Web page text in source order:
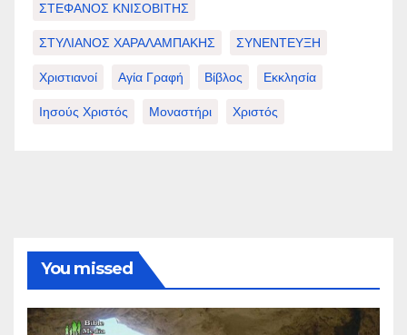
ΣΤΕΦΑΝΟΣ ΚΝΙΣΟΒΙΤΗΣ
ΣΤΥΛΙΑΝΟΣ ΧΑΡΑΛΑΜΠΑΚΗΣ ΣΥΝΕΝΤΕΥΞΗ
Χριστιανοί Αγία Γραφή Βίβλος Εκκλησία
Ιησούς Χριστός Μοναστήρι Χριστός
You missed